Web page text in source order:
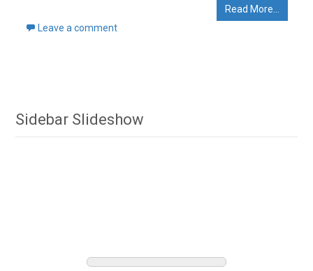
Read More…
Leave a comment
Sidebar Slideshow